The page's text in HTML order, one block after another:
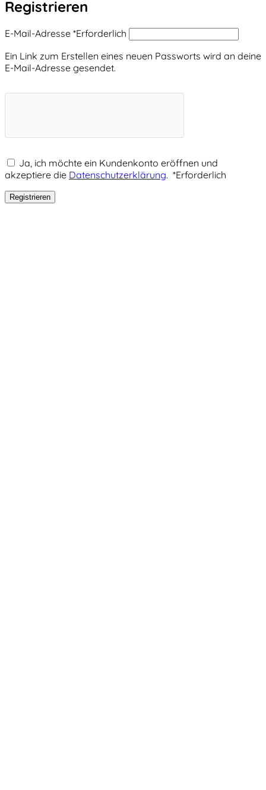
Registrieren
E-Mail-Adresse *Erforderlich
Ein Link zum Erstellen eines neuen Passworts wird an deine
E-Mail-Adresse gesendet.
Ja, ich möchte ein Kundenkonto eröffnen und
akzeptiere die Datenschutzerklärung. *Erforderlich
Registrieren